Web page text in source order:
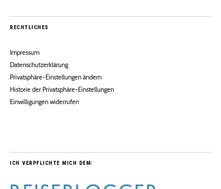
RECHTLICHES
Impressum
Datenschutzerklärung
Privatsphäre-Einstellungen ändern
Historie der Privatsphäre-Einstellungen
Einwilligungen widerrufen
ICH VERPFLICHTE MICH DEM: